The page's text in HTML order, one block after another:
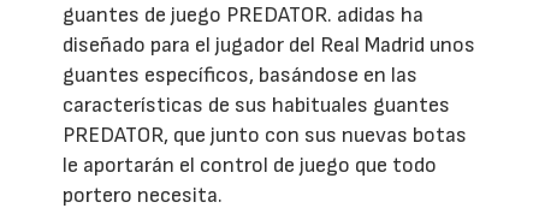
guantes de juego PREDATOR. adidas ha
diseñado para el jugador del Real Madrid unos
guantes específicos, basándose en las
características de sus habituales guantes
PREDATOR, que junto con sus nuevas botas
le aportarán el control de juego que todo
portero necesita.